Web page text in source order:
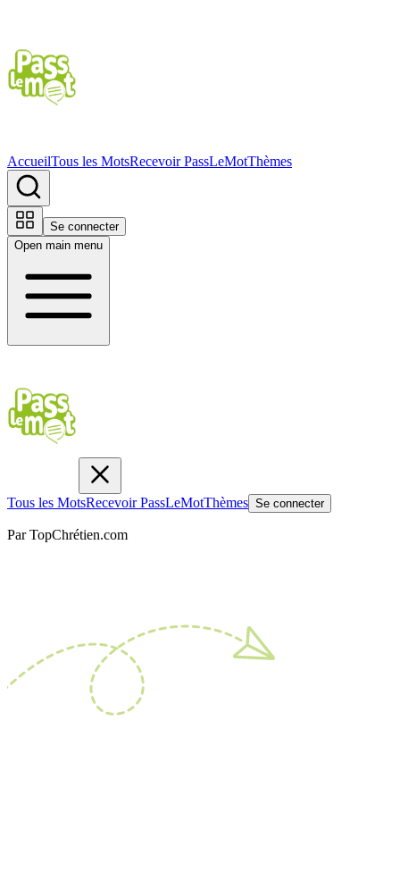
AccueilTous les MotsRecevoir PassLeMotThèmes
Se connecter
Open main menu
Tous les MotsRecevoir PassLeMotThèmes Se connecter
Par TopChrétien.com